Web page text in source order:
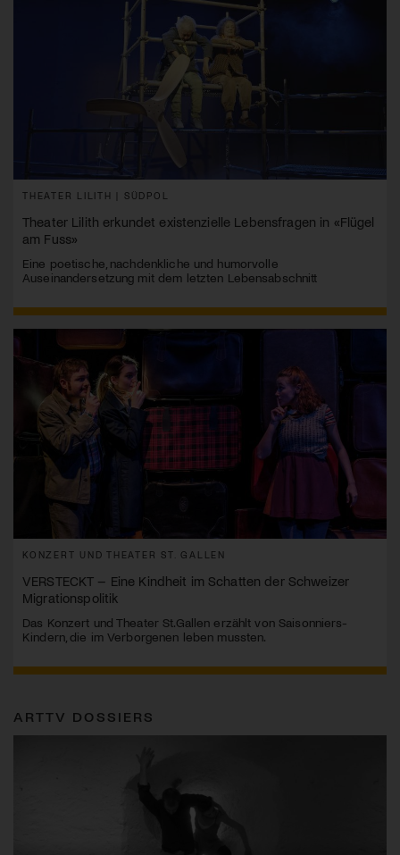
THEATER LILITH | SÜDPOL
Theater Lilith erkundet existenzielle Lebensfragen in «Flügel
am Fuss»
Eine poetische, nachdenkliche und humorvolle
Auseinandersetzung mit dem letzten Lebensabschnitt
KONZERT UND THEATER ST. GALLEN
VERSTECKT – Eine Kindheit im Schatten der Schweizer
Migrationspolitik
Das Konzert und Theater St.Gallen erzählt von Saisonniers-
Kindern, die im Verborgenen leben mussten.
ARTTV DOSSIERS